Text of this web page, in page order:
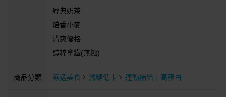
經典奶茶
焙香小麥
清爽優格
醇粹拿鐵(無糖)
商品分類 嚴選美食 減糖低卡 運動補給｜高蛋白